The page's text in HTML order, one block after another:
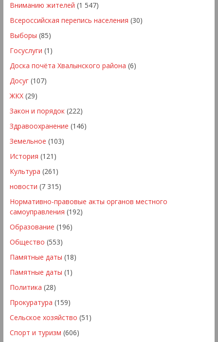
Вниманию жителей (1 547)
Всероссийская перепись населения (30)
Выборы (85)
Госуслуги (1)
Доска почёта Хвалынского района (6)
Досуг(107)
ЖКХ(29)
Закон и порядок(222)
Здравоохранение (146)
Земельное (103)
История (121)
Культура (261)
новости (7 315)
Нормативно-правовые акты органов местного
самоуправления (192)
Образование (196)
Общество (553)
Памятные даты (18)
Памятные даты (1)
Политика (28)
Прокуратура (159)
Сельское хозяйство (51)
Спорт и туризм (606)